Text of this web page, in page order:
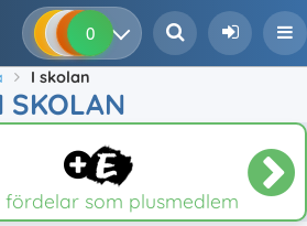
0 0 0
I skolan
I SKOLAN
fördelar som plusmedlem